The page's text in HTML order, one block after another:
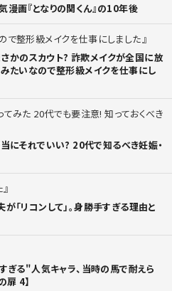
漫画『となりの関くん』の10年後
で整形級メイクを仕事にしました
さかのスカウト? 詐欺メイクが全国に放
たいなので整形級メイクを仕事にし
てみた 20代でも要注意! 知っておくべき
にそれでいい? 20代で知るべき妊娠・
「リコンして」。身勝手すぎる理由と
ぎる"人気キャラ、当時の馬で耐えら
扉 4】